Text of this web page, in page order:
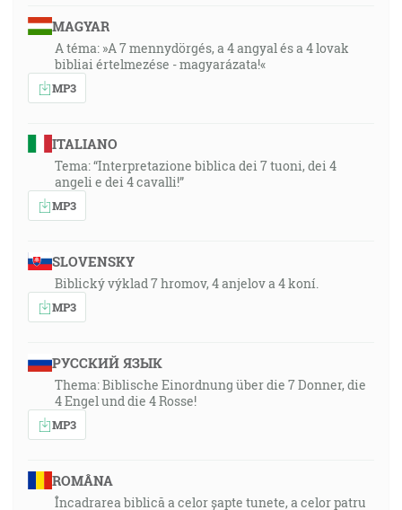
MAGYAR
A téma: »A 7 mennydörgés, a 4 angyal és a 4 lovak
bibliai értelmezése - magyarázata!«
MP3
ITALIANO
Tema: “Interpretazione biblica dei 7 tuoni, dei 4
angeli e dei 4 cavalli!”
MP3
SLOVENSKY
Biblický výklad 7 hromov, 4 anjelov a 4 koní.
MP3
РУССКИЙ ЯЗЫК
Thema: Biblische Einordnung über die 7 Donner, die
4 Engel und die 4 Rosse!
MP3
ROMÂNA
Încadrarea biblică a celor șapte tunete, a celor patru